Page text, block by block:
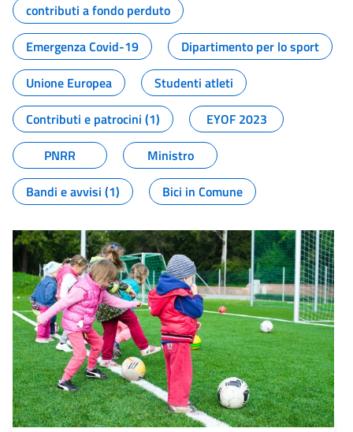
contributi a fondo perduto
Emergenza Covid-19
Dipartimento per lo sport
Unione Europea
Studenti atleti
Contributi e patrocini (1)
EYOF 2023
PNRR
Ministro
Bandi e avvisi (1)
Bici in Comune